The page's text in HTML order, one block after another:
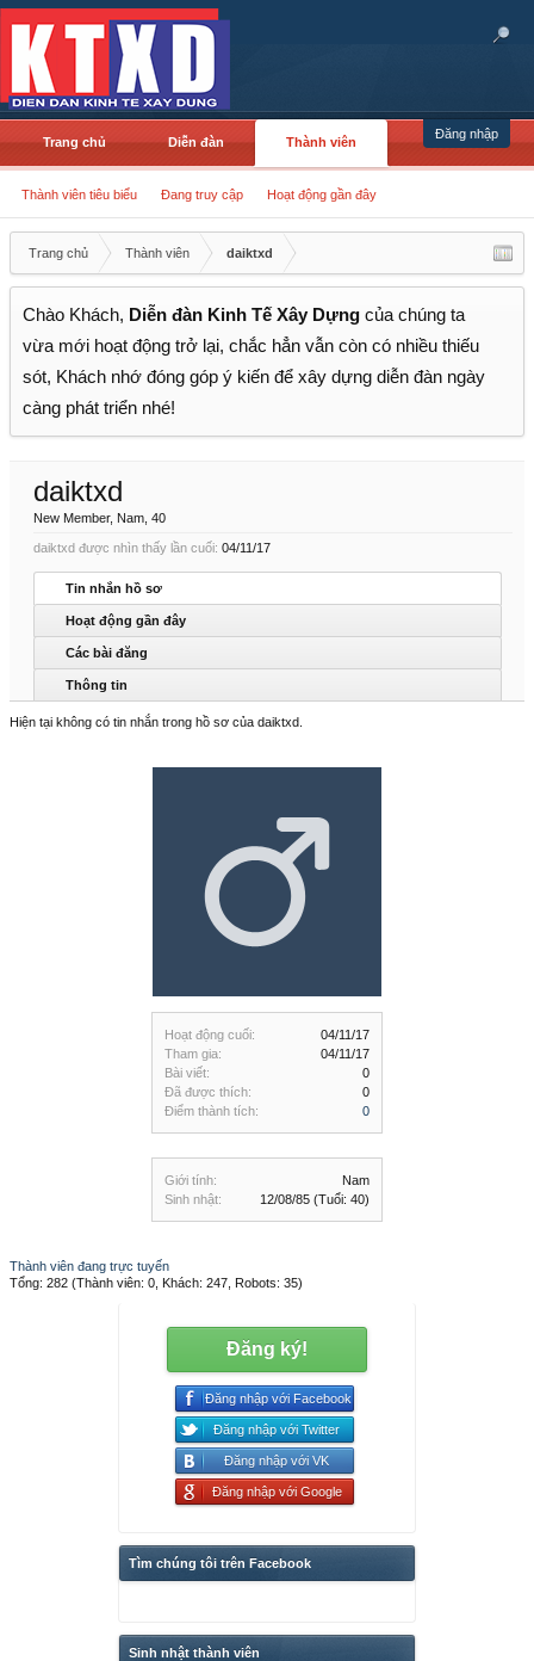
Đăng nhập
Trang chủ Diễn đàn Thành viên
Thành viên tiêu biểu Đang truy cập Hoạt động gần đây
Trang chủ Thành viên daiktxd
Chào Khách, Diễn đàn Kinh Tế Xây Dựng của chúng ta
vừa mới hoạt động trở lại, chắc hẳn vẫn còn có nhiều thiếu
sót, Khách nhớ đóng góp ý kiến để xây dựng diễn đàn ngày
càng phát triển nhé!
Hoạt động cuối:
04/11/17
Tham gia:
04/11/17
Bài viết:
0
Đã được thích:
0
Điểm thành tích:
0
Giới tính:
Nam
Sinh nhật:
12/08/85 (Tuổi: 40)
daiktxd
New Member, Nam, 40
daiktxd được nhìn thấy lần cuối: 04/11/17
Tin nhắn hồ sơ
Hoạt động gần đây
Các bài đăng
Thông tin
Hiện tại không có tin nhắn trong hồ sơ của daiktxd.
Thành viên đang trực tuyến
Tổng: 282 (Thành viên: 0, Khách: 247, Robots: 35)
Đăng ký!
Đăng nhập với Facebook
Đăng nhập với Twitter
Đăng nhập với VK
Đăng nhập với Google
Tìm chúng tôi trên Facebook
Sinh nhật thành viên